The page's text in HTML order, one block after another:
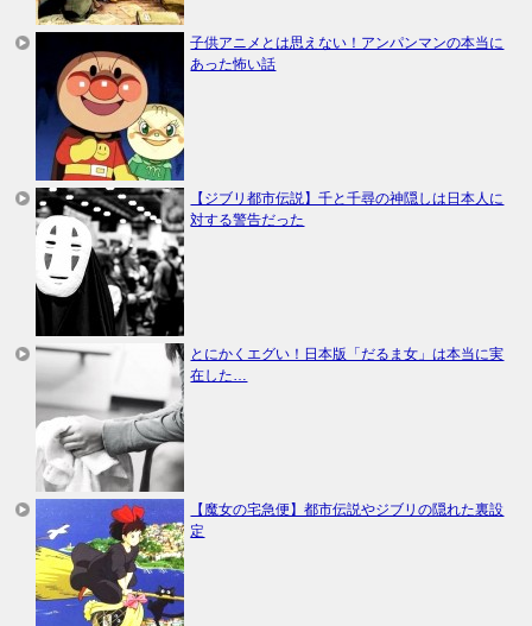
子供アニメとは思えない！アンパンマンの本当に
あった怖い話
【ジブリ都市伝説】千と千尋の神隠しは日本人に
対する警告だった
とにかくエグい！日本版「だるま女」は本当に実
在した…
【魔女の宅急便】都市伝説やジブリの隠れた裏設
定